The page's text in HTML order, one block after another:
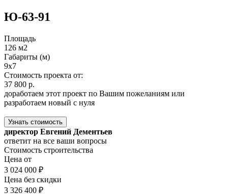
Ю-63-91
Площадь
126 м2
Габариты (м)
9х7
Стоимость проекта от:
37 800 р.
доработаем этот проект по Вашим пожеланиям или
разработаем новый с нуля
Узнать стоимость
директор Евгений Дементьев
ответит на все ваши вопросы
Стоимость строительства
Цена от
3 024 000 ₽
Цена без скидки
3 326 400 ₽